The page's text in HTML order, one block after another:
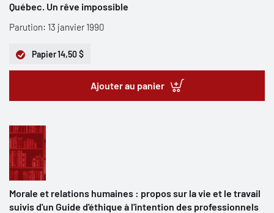
Québec. Un rêve impossible
Parution: 13 janvier 1990
Papier14,50 $
Ajouter au panier
Morale et relations humaines : propos sur la vie et le travail
suivis d'un Guide d'éthique à l'intention des professionnels